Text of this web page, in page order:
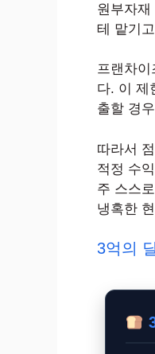
원부자
테 맡기
프랜차
다. 이 제
출할 경
따라서
적정 수
주 스스
냉혹한
3억의